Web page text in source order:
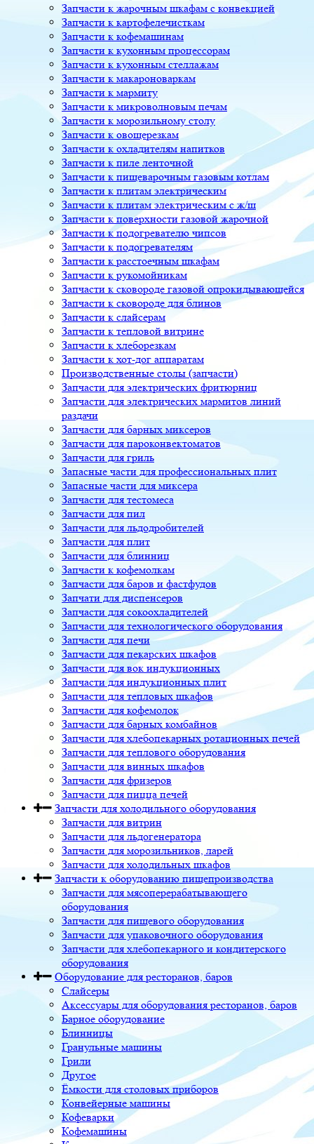
Запчасти к жарочным шкафам с конвекцией
Запчасти к картофелечисткам
Запчасти к кофемашинам
Запчасти к кухонным процессорам
Запчасти к кухонным стеллажам
Запчасти к макароноваркам
Запчасти к мармиту
Запчасти к микроволновым печам
Запчасти к морозильному столу
Запчасти к овощерезкам
Запчасти к охладителям напитков
Запчасти к пиле ленточной
Запчасти к пищеварочным газовым котлам
Запчасти к плитам электрическим
Запчасти к плитам электрическим с ж/ш
Запчасти к поверхности газовой жарочной
Запчасти к подогревателю чипсов
Запчасти к подогревателям
Запчасти к расстоечным шкафам
Запчасти к рукомойникам
Запчасти к сковороде газовой опрокидывающейся
Запчасти к сковороде для блинов
Запчасти к слайсерам
Запчасти к тепловой витрине
Запчасти к хлеборезкам
Запчасти к хот-дог аппаратам
Производственные столы (запчасти)
Запчасти для электрических фритюрниц
Запчасти для электрических мармитов линий
раздачи
Запчасти для барных миксеров
Запчасти для пароконвектоматов
Запчасти для гриль
Запасные части для профессиональных плит
Запасные части для миксера
Запчасти для тестомеса
Запчасти для пил
Запчасти для льдодробителей
Запчасти для плит
Запчасти для блинниц
Запчасти к кофемолкам
Запчасти для баров и фастфудов
Запчати для диспенсеров
Запчасти для сокоохладителей
Запчасти для технологического оборудования
Запчасти для печи
Запчасти для пекарских шкафов
Запчасти для вок индукционных
Запчасти для индукционных плит
Запчасти для тепловых шкафов
Запчасти для кофемолок
Запчасти для барных комбайнов
Запчасти для хлебопекарных ротационных печей
Запчасти для теплового оборудования
Запчасти для винных шкафов
Запчасти для фризеров
Запчасти для пицца печей
Запчасти для холодильного оборудования
Запчасти для витрин
Запчасти для льдогенератора
Запчасти для морозильников, ларей
Запчасти для холодильных шкафов
Запчасти к оборудованию пищепроизводства
Запчасти для мясоперерабатывающего
оборудования
Запчасти для пищевого оборудования
Запчасти для упаковочного оборудования
Запчасти для хлебопекарного и кондитерского
оборудования
Оборудование для ресторанов, баров
Слайсеры
Аксессуары для оборудования ресторанов, баров
Барное оборудование
Блинницы
Гранульные машины
Грили
Другое
Ёмкости для столовых приборов
Конвейерные машины
Кофеварки
Кофемашины